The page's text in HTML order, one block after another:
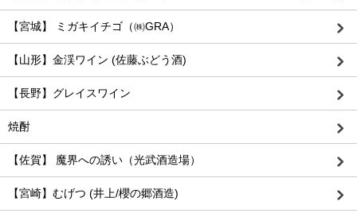
【宮城】 ミガキイチゴ（㈱GRA）
【山形】金渓ワイン (佐藤ぶどう酒)
【長野】グレイスワイン
焼酎
【佐賀】 魔界への誘い（光武酒造場）
【宮崎】むげつ (井上/櫻の郷酒造)